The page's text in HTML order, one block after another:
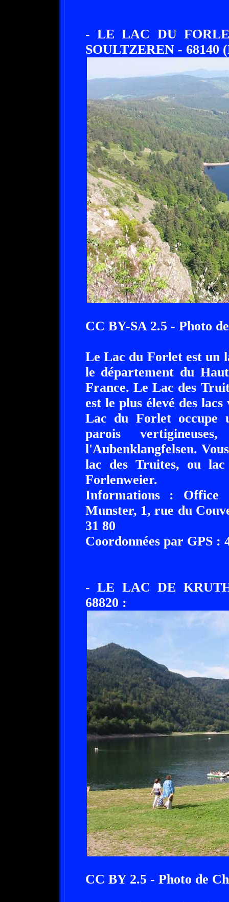
- LE LAC DU
SOULTZEREN - 68140
CC BY-SA 2.5 - Photo
Le Lac du Forlet est un
le département du
France. Le Lac des
est le plus élevé des
Lac du Forlet occupe
parois
l'Aubenklangfelsen.
lac des Truites, ou
Forlenweier.
Informations : Office
Munster, 1, rue du
31 80
Coordonnées par GPS :
- LE LAC DE
68820 :
CC BY 2.5 - Photo de